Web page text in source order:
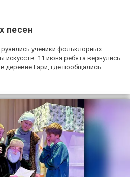
песен
ученики фольклорных
11 июня ребята вернулись
деревне Гари, где пообщались